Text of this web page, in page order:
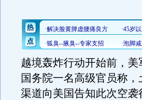
越境轰炸行动开始前，
国务院一名高级官员称
渠道向美国告知此次空